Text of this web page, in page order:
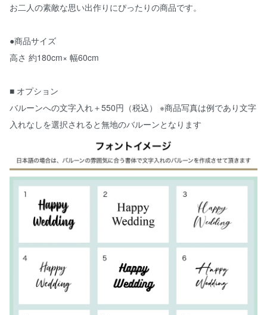
お二人の素敵な思い出作りにぴったりの商品です。
●商品サイズ
高さ 約180cm× 幅60cm
■ オプション
バルーンへの文字入れ＋550円（税込） ※商品写真は例であり文字
入れなしを選択されると無地のバルーンとなります